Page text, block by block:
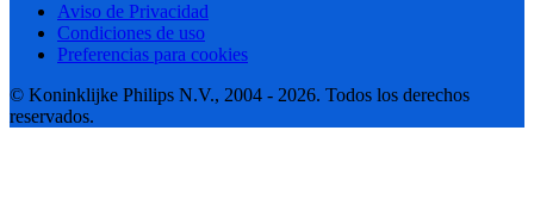
Aviso de Privacidad
Condiciones de uso
Preferencias para cookies
© Koninklijke Philips N.V., 2004 - 2026. Todos los derechos
reservados.